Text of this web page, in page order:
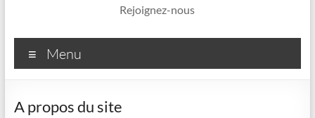
Rejoignez-nous
Menu
A propos du site